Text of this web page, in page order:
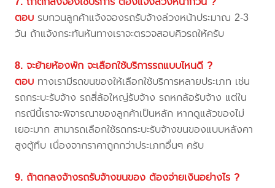
ตอบ รบกวนลูกค้าแจ้งจองรถรับจ้างล่วงหน้าประมาณ 2-3
วัน ถ้าแจ้งกระทันหันทางเราจะตรวจสอบคิวรถให้ครับ
8. จะย้ายห้องพัก จะเลือกใช้บริการรถแบบไหนดี ?
ตอบ ทางเรามีรถขนของให้เลือกใช้บริการหลายประเภท เช่น
รถกระบะรับจ้าง รถสี่ล้อใหญ่รับจ้าง รถหกล้อรับจ้าง แต่ใน
กรณีนี้เราจะพิจารณาของลูกค้าเป็นหลัก หากดูแล้วของไม่
เยอะมาก สามารถเลือกใช้รถกระบะรับจ้างขนของแบบหลังคา
สูงตู้ทึบ เนื่องจากราคาถูกกว่าประเภทอื่นๆ ครับ
9. ถ้าตกลงจ้างรถรับจ้างขนของ ต้องจ่ายเงินอย่างไร ?